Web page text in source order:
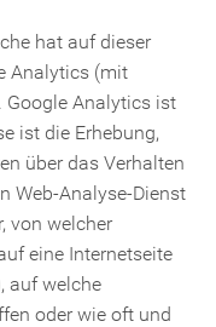
hat auf dieser
Analytics (mit
Analytics ist
ist die Erhebung,
über das Verhalten
Web-Analyse-Dienst
von welcher
eine Internetseite
auf welche
oder wie oft und